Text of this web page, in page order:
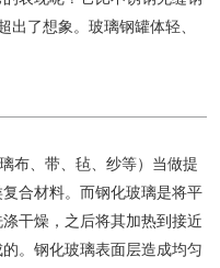
想象。玻璃钢罐体轻、
布、带、毡、纱等）当做提
合材料。而钢化玻璃是将平
干燥，之后将其加热到接近
。钢化玻璃表面层造成均匀